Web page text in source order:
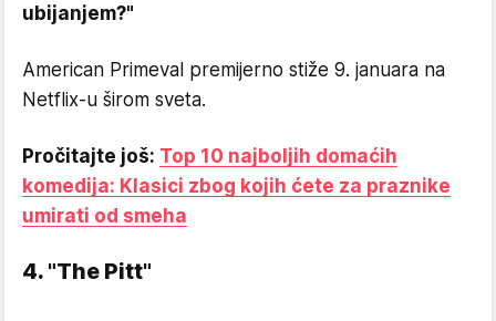
ubijanjem?"
American Primeval premijerno stiže 9. januara na
Netflix-u širom sveta.
Pročitajte još: Top 10 najboljih domaćih
komedija: Klasici zbog kojih ćete za praznike
umirati od smeha
4. "The Pitt"